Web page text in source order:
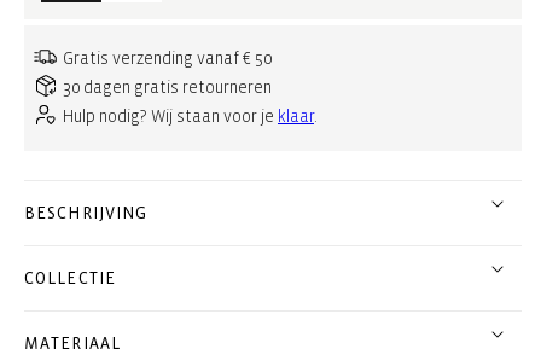
Gratis verzending vanaf € 50
30 dagen gratis retourneren
Hulp nodig? Wij staan voor je klaar.
BESCHRIJVING
COLLECTIE
MATERIAAL